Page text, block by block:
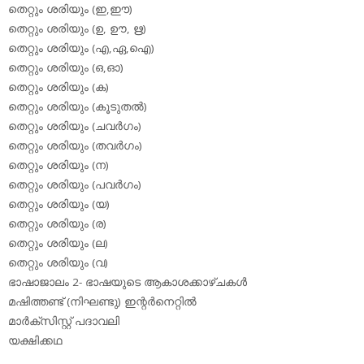
തെറ്റും ശരിയും (ഇ,ഈ)
തെറ്റും ശരിയും (ഉ, ഊ, ഋ)
തെറ്റും ശരിയും (എ,ഏ,ഐ)
തെറ്റും ശരിയും (ഒ,ഓ)
തെറ്റും ശരിയും (ക)
തെറ്റും ശരിയും (കൂടുതല്‍)
തെറ്റും ശരിയും (ചവര്‍ഗം)
തെറ്റും ശരിയും (തവര്‍ഗം)
തെറ്റും ശരിയും (ന)
തെറ്റും ശരിയും (പവര്‍ഗം)
തെറ്റും ശരിയും (യ)
തെറ്റും ശരിയും (ര)
തെറ്റും ശരിയും (ല)
തെറ്റും ശരിയും (വ)
ഭാഷാജാലം 2- ഭാഷയുടെ ആകാശക്കാഴ്ചകള്‍
മഷിത്തണ്ട് (നിഘണ്ടു) ഇന്റര്‍നെറ്റില്‍
മാര്‍ക്‌സിസ്റ്റ് പദാവലി
യക്ഷിക്കഥ